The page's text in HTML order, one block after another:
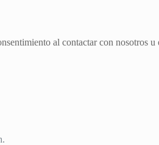
al contactar con nosotros